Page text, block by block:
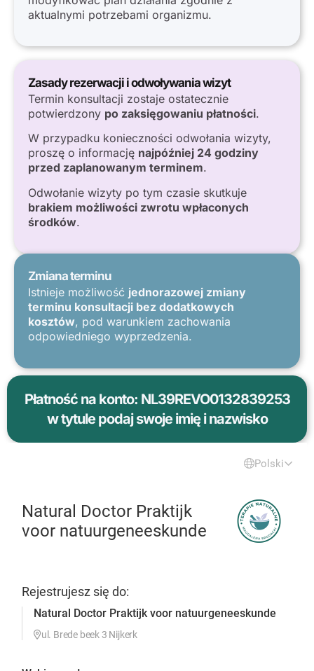
aktualnymi potrzebami organizmu.
Zasady rezerwacji i odwoływania wizyt
Termin konsultacji zostaje ostatecznie
potwierdzony po zaksięgowaniu płatności.
W przypadku konieczności odwołania wizyty,
proszę o informację najpóźniej 24 godziny
przed zaplanowanym terminem.
Odwołanie wizyty po tym czasie skutkuje
brakiem możliwości zwrotu wpłaconych
środków.
Zmiana terminu
Istnieje możliwość jednorazowej zmiany
terminu konsultacji bez dodatkowych
kosztów, pod warunkiem zachowania
odpowiedniego wyprzedzenia.
Płatność na konto: NL39REVO0132839253
w tytule podaj swoje imię i nazwisko